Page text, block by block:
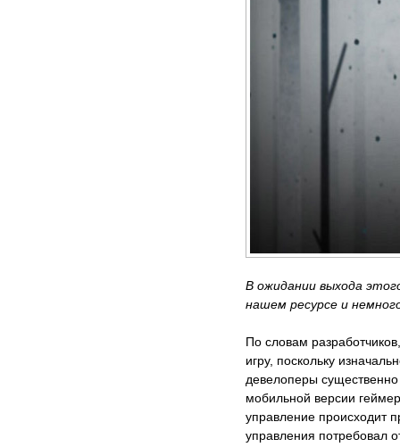
В ожидании выхода
нашем ресурсе и
По словам
игру, поскольку
девелоперы
мобильной версии
управление происходит
управления потребовал